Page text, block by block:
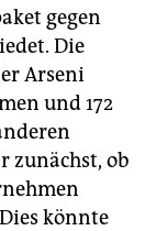
gegen
Die
Arseni
und 172
zunächst, ob
könnte